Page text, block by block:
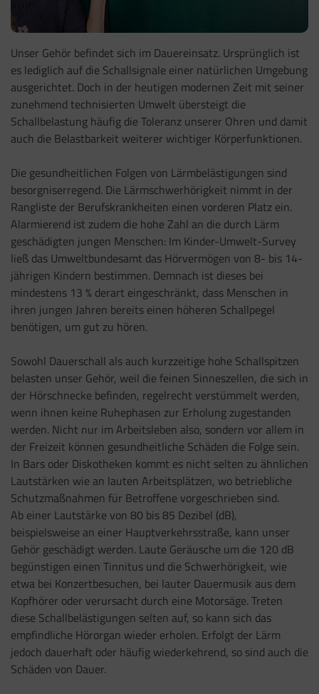
Unser Gehör befindet sich im Dauereinsatz. Ursprünglich ist
es lediglich auf die Schallsignale einer natürlichen Umgebung
ausgerichtet. Doch in der heutigen modernen Zeit mit seiner
zunehmend technisierten Umwelt übersteigt die
Schallbelastung häufig die Toleranz unserer Ohren und damit
auch die Belastbarkeit weiterer wichtiger Körperfunktionen.
Die gesundheitlichen Folgen von Lärmbelästigungen sind
besorgniserregend. Die Lärmschwerhörigkeit nimmt in der
Rangliste der Berufskrankheiten einen vorderen Platz ein.
Alarmierend ist zudem die hohe Zahl an die durch Lärm
geschädigten jungen Menschen: Im Kinder-Umwelt-Survey
ließ das Umweltbundesamt das Hörvermögen von 8- bis 14-
jährigen Kindern bestimmen. Demnach ist dieses bei
mindestens 13 % derart eingeschränkt, dass Menschen in
ihren jungen Jahren bereits einen höheren Schallpegel
benötigen, um gut zu hören.
Sowohl Dauerschall als auch kurzzeitige hohe Schallspitzen
belasten unser Gehör, weil die feinen Sinneszellen, die sich in
der Hörschnecke befinden, regelrecht verstümmelt werden,
wenn ihnen keine Ruhephasen zur Erholung zugestanden
werden. Nicht nur im Arbeitsleben also, sondern vor allem in
der Freizeit können gesundheitliche Schäden die Folge sein.
In Bars oder Diskotheken kommt es nicht selten zu ähnlichen
Lautstärken wie an lauten Arbeitsplätzen, wo betriebliche
Schutzmaßnahmen für Betroffene vorgeschrieben sind.
Ab einer Lautstärke von 80 bis 85 Dezibel (dB),
beispielsweise an einer Hauptverkehrsstraße, kann unser
Gehör geschädigt werden. Laute Geräusche um die 120 dB
begünstigen einen Tinnitus und die Schwerhörigkeit, wie
etwa bei Konzertbesuchen, bei lauter Dauermusik aus dem
Kopfhörer oder verursacht durch eine Motorsäge. Treten
diese Schallbelästigungen selten auf, so kann sich das
empfindliche Hörorgan wieder erholen. Erfolgt der Lärm
jedoch dauerhaft oder häufig wiederkehrend, so sind auch die
Schäden von Dauer.